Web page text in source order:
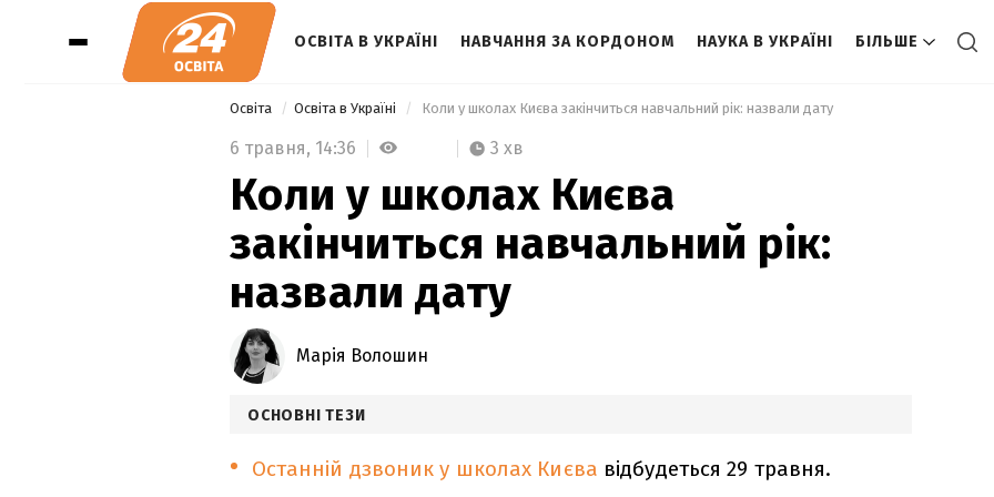
ОСВІТА В УКРАЇНІ НАВЧАННЯ ЗА КОРДОНОМ НАУКА В УКРАЇНІ БІЛЬШЕ
Освіта Освіта в Україні Коли у школах Києва закінчиться навчальний рік: назвали дату
6 травня, 14:36 3 хв
Коли у школах Києва
закінчиться навчальний рік:
назвали дату
Марія Волошин
ОСНОВНІ ТЕЗИ
Останній дзвоник у школах Києва відбудеться 29 травня.